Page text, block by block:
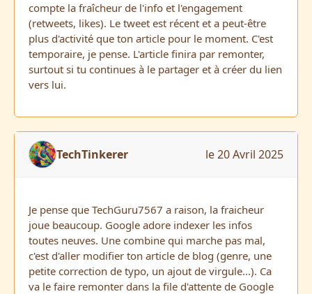
compte la fraîcheur de l'info et l'engagement
(retweets, likes). Le tweet est récent et a peut-être
plus d'activité que ton article pour le moment. C'est
temporaire, je pense. L'article finira par remonter,
surtout si tu continues à le partager et à créer du lien
vers lui.
TechTinkerer le 20 Avril 2025
Je pense que TechGuru7567 a raison, la fraicheur
joue beaucoup. Google adore indexer les infos
toutes neuves. Une combine qui marche pas mal,
c'est d'aller modifier ton article de blog (genre, une
petite correction de typo, un ajout de virgule...). Ca
va le faire remonter dans la file d'attente de Google